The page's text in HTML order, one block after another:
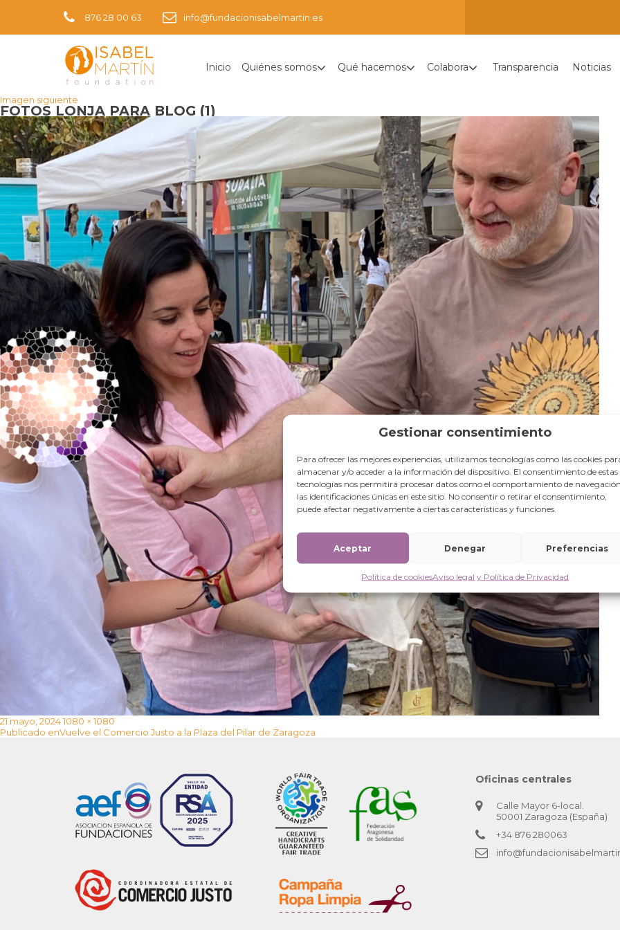
Gestionar consentimiento
Para ofrecer las mejores experiencias, utilizamos tecnologías como las cookies
almacenar y/o acceder a la información del dispositivo. El consentimiento de estas
tecnologías nos permitirá procesar datos como el comportamiento de
las identificaciones únicas en este sitio. No consentir o retirar el consentimiento,
puede afectar negativamente a ciertas características y funciones.
Aceptar Denegar Preferencias
Política de cookiesAviso legal y Política de Privacidad
876 28 00 63 info@fundacionisabelmartin.es
Inicio Quiénes somos Qué hacemos Colabora Transparencia Noticias
Imagen siguiente
FOTOS LONJA PARA BLOG (1)
Publicado
el
21 mayo, 2024Tamaño
completo
1080 × 1080
Navegación
Publicado enVuelve el Comercio Justo a la Plaza del Pilar de Zaragoza
Oficinas centrales
Calle Mayor 6-local.
50001 Zaragoza (España)
+34 876 280063